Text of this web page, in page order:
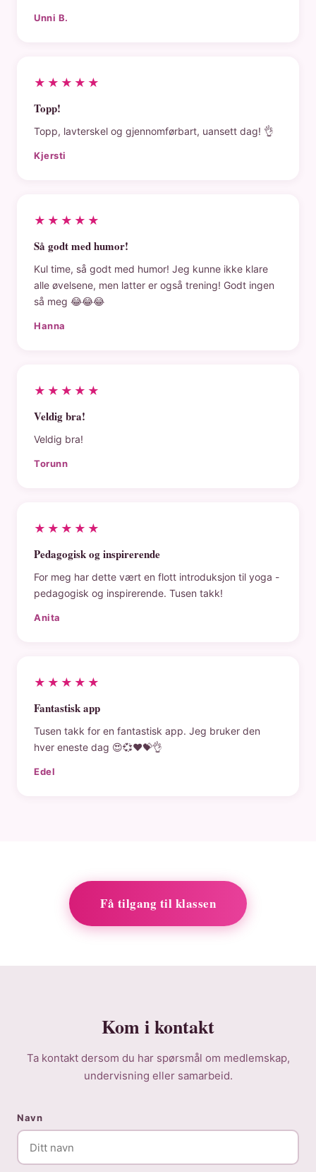
Unni B.
★★★★★
Topp!
Topp, lavterskel og gjennomførbart, uansett dag! 👌
Kjersti
★★★★★
Så godt med humor!
Kul time, så godt med humor! Jeg kunne ikke klare
alle øvelsene, men latter er også trening! Godt ingen
så meg 😂😂😂
Hanna
★★★★★
Veldig bra!
Veldig bra!
Torunn
★★★★★
Pedagogisk og inspirerende
For meg har dette vært en flott introduksjon til yoga -
pedagogisk og inspirerende. Tusen takk!
Anita
★★★★★
Fantastisk app
Tusen takk for en fantastisk app. Jeg bruker den
hver eneste dag 😍💞❤️💝👌
Edel
Få tilgang til klassen
Kom i kontakt
Ta kontakt dersom du har spørsmål om medlemskap,
undervisning eller samarbeid.
Navn